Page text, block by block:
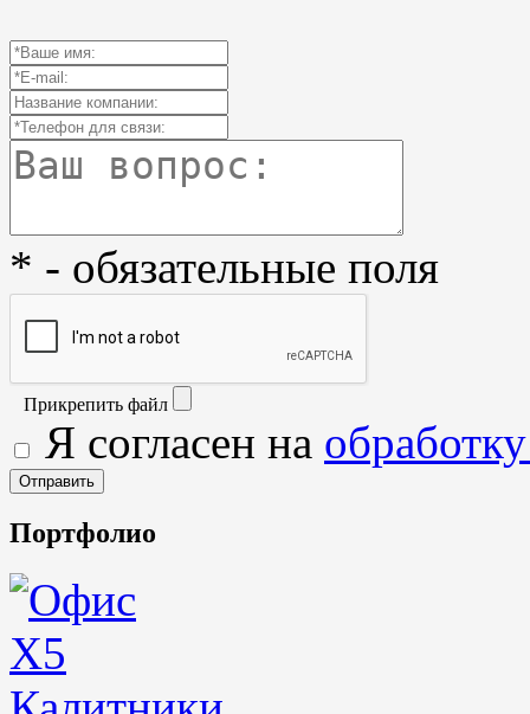
* - обязательные поля
Прикрепить файл
Я согласен на
Портфолио